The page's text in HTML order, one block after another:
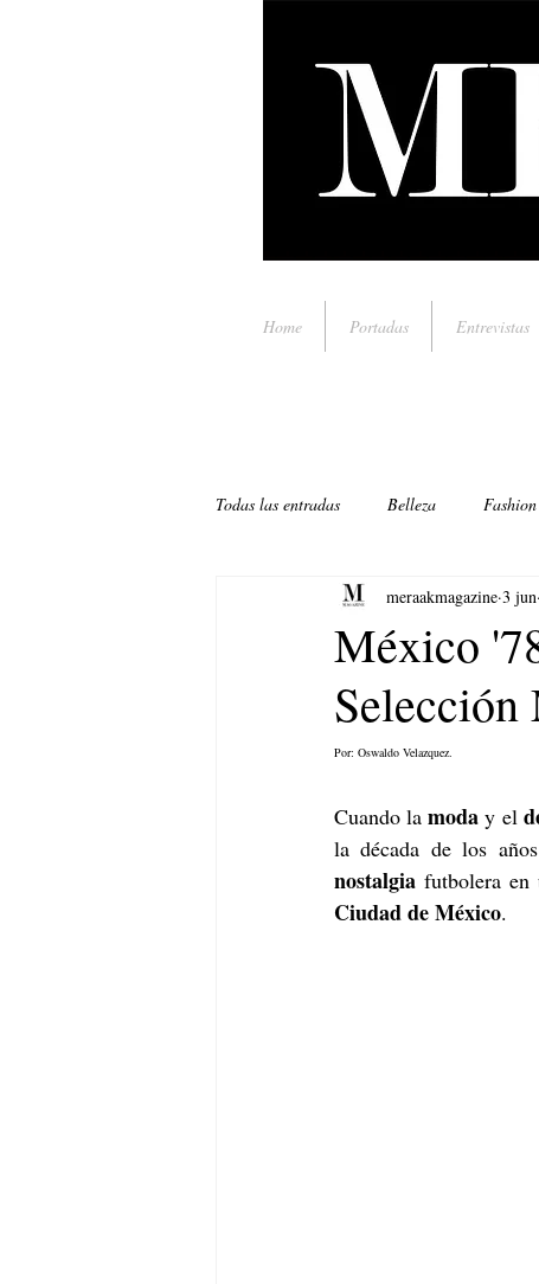
Home Portadas Entrevistas
Todas las entradas Belleza Fashion
Música. Arte
México
Selección
meraakmagazine 3 jun
Por: Oswaldo Velazquez.
Cuando la moda y el
nostalgia
Ciudad de México.